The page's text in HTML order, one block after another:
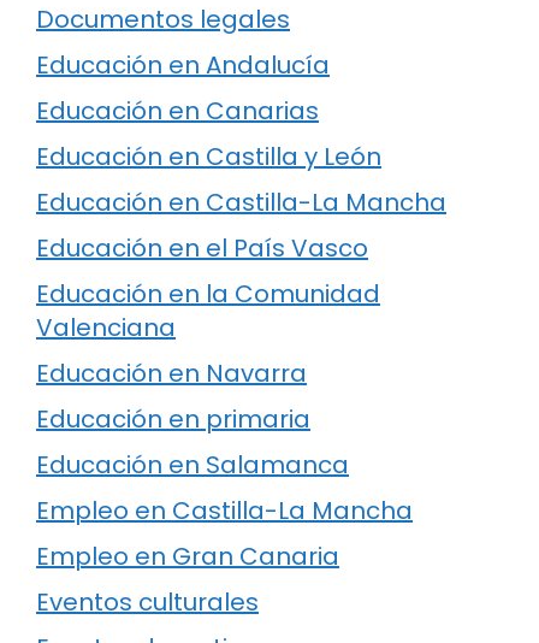
Documentos legales
Educación en Andalucía
Educación en Canarias
Educación en Castilla y León
Educación en Castilla-La Mancha
Educación en el País Vasco
Educación en la Comunidad
Valenciana
Educación en Navarra
Educación en primaria
Educación en Salamanca
Empleo en Castilla-La Mancha
Empleo en Gran Canaria
Eventos culturales